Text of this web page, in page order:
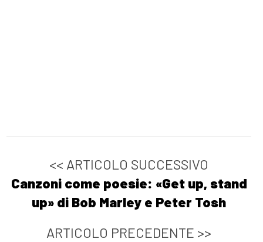
<< ARTICOLO SUCCESSIVO
Canzoni come poesie: «Get up, stand
up» di Bob Marley e Peter Tosh
ARTICOLO PRECEDENTE >>